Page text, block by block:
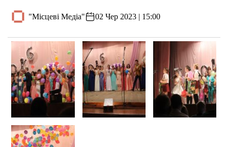
"Місцеві Медіа" 02 Чер 2023 | 15:00